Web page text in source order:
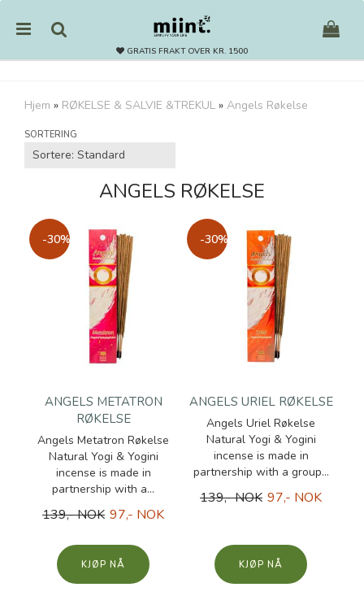
GRATIS FRAKT OVER KR. 1500
Hjem » RØKELSE & SALVIE &TREKUL » Angels Røkelse
SORTERING
ANGELS RØKELSE
-30%
ANGELS METATRON
RØKELSE
Angels Metatron Røkelse
Natural Yogi & Yogini
incense is made in
partnership with a...
139,- NOK 97,- NOK
KJØP
-30%
ANGELS URIEL RØKELSE
Angels Uriel Røkelse
Natural Yogi & Yogini
incense is made in
partnership with a group...
139,- NOK 97,- NOK
KJØP